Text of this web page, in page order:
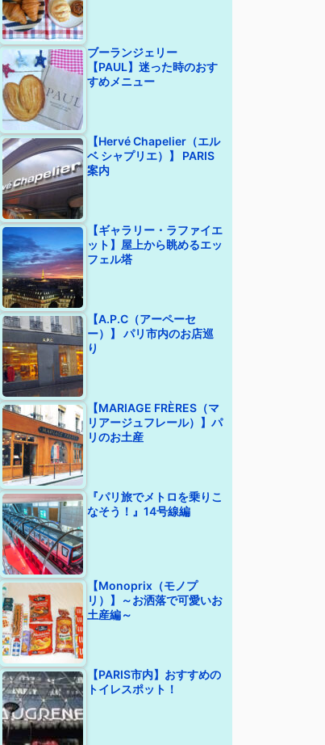
ブーランジェリー
【PAUL】迷った時のおす
すめメニュー
【Hervé Chapelier（エル
ベ シャプリエ）】 PARIS
案内
【ギャラリー・ラファイエ
ット】屋上から眺めるエッ
フェル塔
【A.P.C（アーペーセ
ー）】 パリ市内のお店巡
り
【MARIAGE FRÈRES（マ
リアージュフレール）】パ
リのお土産
『パリ旅でメトロを乗りこ
なそう！』14号線編
【Monoprix（モノプ
リ）】～お洒落で可愛いお
土産編～
【PARIS市内】おすすめの
トイレスポット！